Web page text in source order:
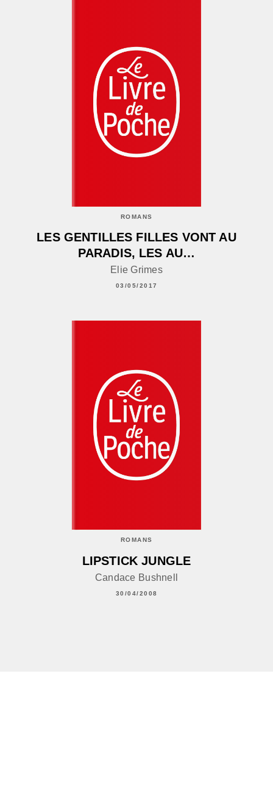
ROMANS
LES GENTILLES FILLES VONT AU
PARADIS, LES AU…
Elie Grimes
03/05/2017
ROMANS
LIPSTICK JUNGLE
Candace Bushnell
30/04/2008